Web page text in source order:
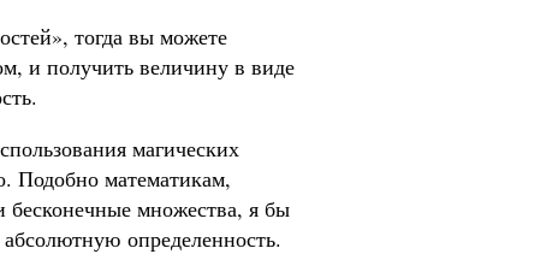
тогда вы можете
и получить величину в виде
магических
Подобно математикам,
бесконечные множества, я бы
определенность.